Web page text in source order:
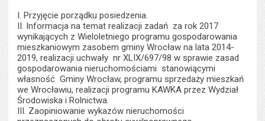
I. Przyjęcie porządku posiedzenia.
II. Informacja na temat realizacji zadań za rok 2017
wynikających z Wieloletniego programu gospodarowania
mieszkaniowym zasobem gminy Wrocław na lata 2014-
2019, realizacji uchwały nr XLIX/697/98 w sprawie zasad
gospodarowania nieruchomościami stanowiącymi
własność Gminy Wrocław, programu sprzedaży mieszkań
we Wrocławiu, realizacji programu KAWKA przez Wydział
Środowiska i Rolnictwa.
III. Zaopiniowanie wykazów nieruchomości